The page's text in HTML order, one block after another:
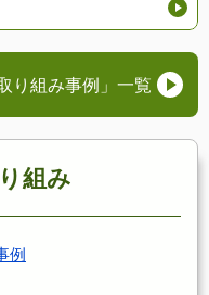
り組み事例」 一覧
組み
例